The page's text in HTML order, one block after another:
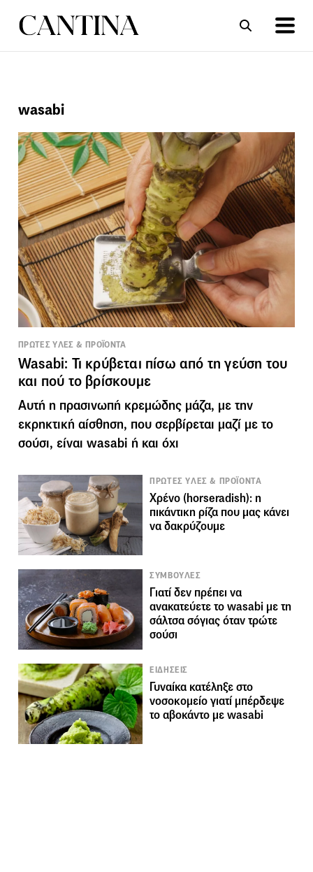
wasabi
ΠΡΩΤΕΣ ΥΛΕΣ & ΠΡΟΪΟΝΤΑ
Wasabi: Τι κρύβεται πίσω από τη γεύση του
και πού το βρίσκουμε
Αυτή η πρασινωπή κρεμώδης μάζα, με την
εκρηκτική αίσθηση, που σερβίρεται μαζί με το
σούσι, είναι wasabi ή και όχι
ΠΡΩΤΕΣ ΥΛΕΣ & ΠΡΟΪΟΝΤΑ
Χρένο (horseradish): η
πικάντικη ρίζα που μας κάνει
να δακρύζουμε
ΣΥΜΒΟΥΛΕΣ
Γιατί δεν πρέπει να
ανακατεύετε το wasabi με τη
σάλτσα σόγιας όταν τρώτε
σούσι
ΕΙΔΗΣΕΙΣ
Γυναίκα κατέληξε στο
νοσοκομείο γιατί μπέρδεψε
το αβοκάντο με wasabi